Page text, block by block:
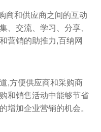
商和供应商之间的互动
、交流、学习、分享、
营销的助推力,百纳网
,方便供应商和采购商
和销售活动中能够节省
增加企业营销的机会。